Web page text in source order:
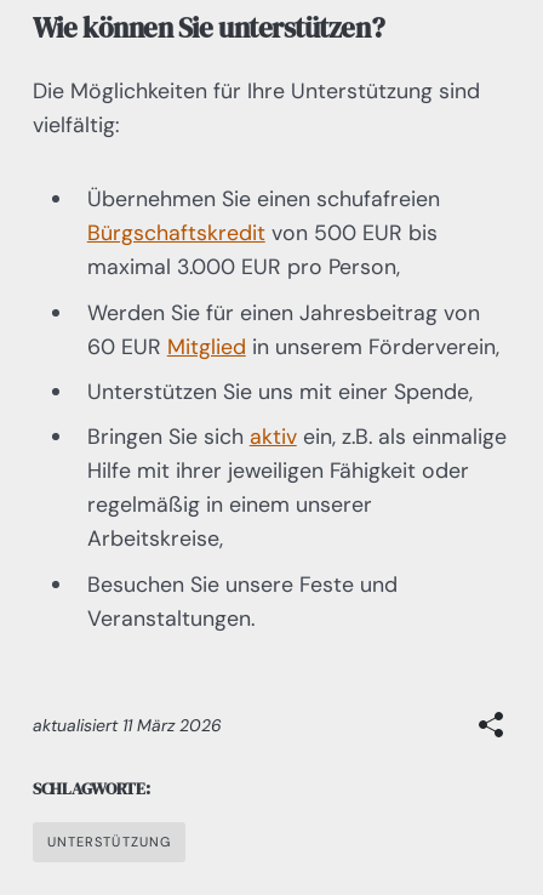
Wie können Sie unterstützen?
Die Möglichkeiten für Ihre Unterstützung sind
vielfältig:
Übernehmen Sie einen schufafreien
Bürgschaftskreditvon 500 EUR bis
maximal 3.000 EUR pro Person,
Werden Sie für einen Jahresbeitrag von
60 EUR Mitglied in unserem Förderverein,
Unterstützen Sie uns mit einer Spende,
Bringen Sie sich aktivein, z.B. als einmalige
Hilfe mit ihrer jeweiligen Fähigkeit oder
regelmäßig in einem unserer
Arbeitskreise,
Besuchen Sie unsere Feste und
Veranstaltungen.
aktualisiert 11 März 2026
SCHLAGWORTE:
UNTERSTÜTZUNG